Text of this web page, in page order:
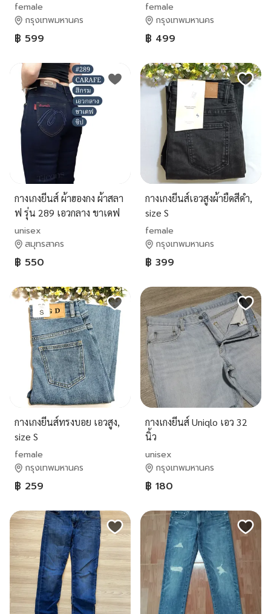
female
กรุงเทพมหานคร
฿ 599
female
กรุงเทพมหานคร
฿ 499
กางเกงยีนส์ ผ้าฮองกง ผ้าสลา
ฟ รุ่น 289 เอวกลาง ขาเดฟ
ผ้ายืด ใส่สบาย สีไม่ตก
unisex
สมุทรสาคร
฿ 550
กางเกงยีนส์เอวสูงผ้ายืดสีดำ,
size S
female
กรุงเทพมหานคร
฿ 399
กางเกงยีนส์ทรงบอย เอวสูง,
size S
female
กรุงเทพมหานคร
฿ 259
กางเกงยีนส์​ Uniqlo​ เอว​ 32​
นิ้ว
unisex
กรุงเทพมหานคร
฿ 180